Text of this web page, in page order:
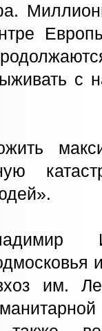
с
им.